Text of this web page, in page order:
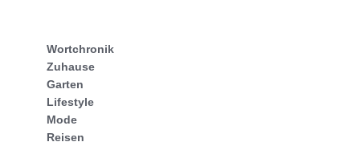
Wortchronik
Zuhause
Garten
Lifestyle
Mode
Reisen